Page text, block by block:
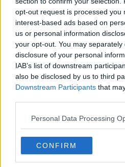
opt-out request is processed you
interest-based ads based on
us or personal information
your opt-out. You may
disclosure of your personal
IAB’s list of downstream
also be disclosed by us to third
Downstream Participants that
Personal Data Processing
CONFIRM
restante 25% da alcuni Stati esteri,
ma anche da Spagna, Svizzera e
società agricola proprietaria
La Digos della Questura di Pisa ha
identificati alla Procura della
. Il questore di
foglio di via obbligatorio, con
La questura sta valutando di
violato la normativa anti-Covid sul
Intanto la sindaca di Santa Maria a
"cittadini sconvolti dal rave" e
screening di massache inizierà